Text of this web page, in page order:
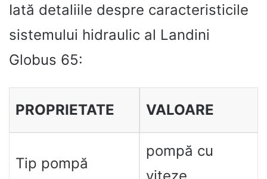
Iată detaliile despre caracteristicile
sistemului hidraulic al Landini
Globus 65:
PROPRIETATE VALOARE
Tip pompă
pompă cu
viteze